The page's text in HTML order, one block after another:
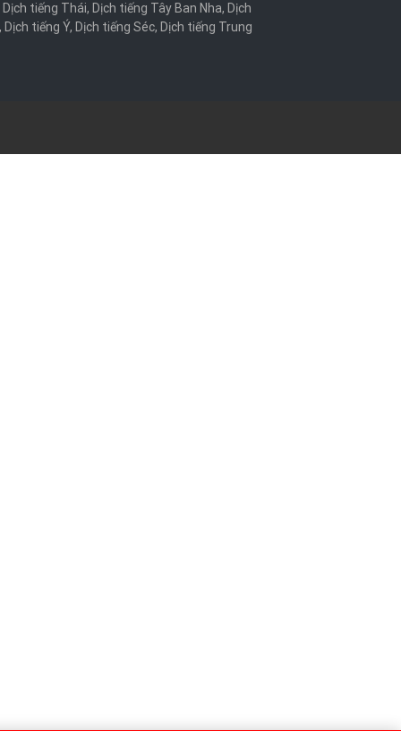
Dịch tiếng Thái, Dịch tiếng Tây Ban Nha, Dịch
, Dịch tiếng Ý, Dịch tiếng Séc, Dịch tiếng Trung